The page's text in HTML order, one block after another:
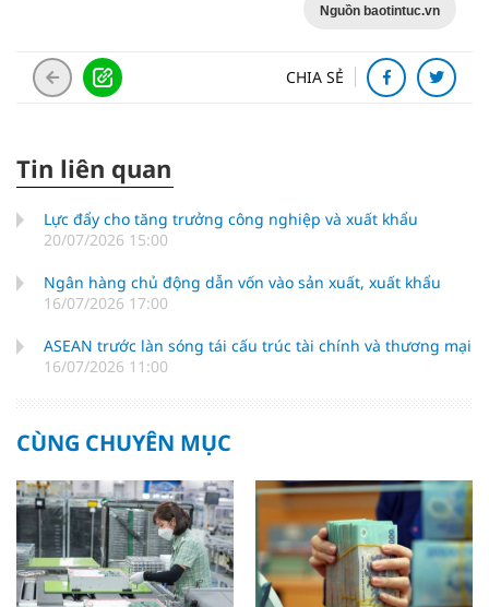
Nguồn baotintuc.vn
CHIA SẺ
Tin liên quan
Lực đẩy cho tăng trưởng công nghiệp và xuất khẩu
20/07/2026 15:00
Ngân hàng chủ động dẫn vốn vào sản xuất, xuất khẩu
16/07/2026 17:00
ASEAN trước làn sóng tái cấu trúc tài chính và thương mại
16/07/2026 11:00
CÙNG CHUYÊN MỤC